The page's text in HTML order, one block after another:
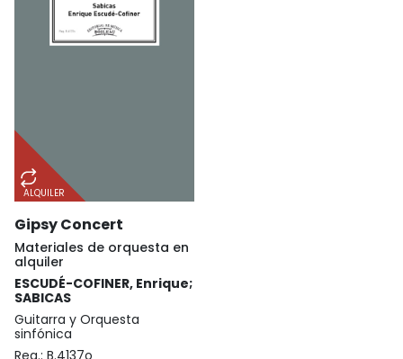
ALQUILER
Gipsy Concert
Materiales de orquesta en
alquiler
ESCUDÉ-COFINER, Enrique;
SABICAS
Guitarra y Orquesta
sinfónica